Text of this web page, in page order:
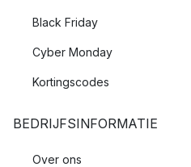
Black Friday
Cyber Monday
Kortingscodes
BEDRIJFSINFORMATIE
Over ons